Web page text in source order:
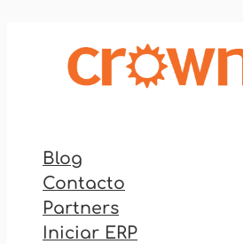
contenido
Blog
Contacto
Partners
Iniciar ERP